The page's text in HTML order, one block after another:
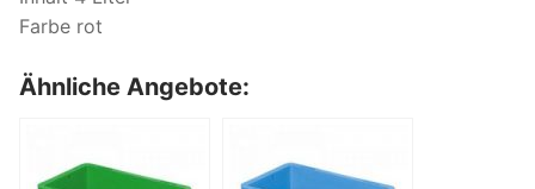
Farbe rot
Ähnliche Angebote: